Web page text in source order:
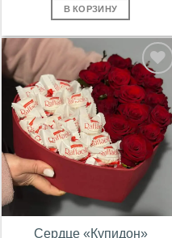
В КОРЗИНУ
В
избранное
Сердце «Купидон»